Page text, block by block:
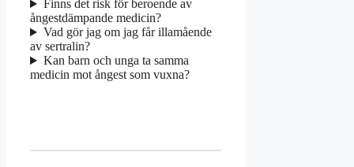
Finns det risk för beroende av
ångestdämpande medicin?
Vad gör jag om jag får illamående
av sertralin?
Kan barn och unga ta samma
medicin mot ångest som vuxna?